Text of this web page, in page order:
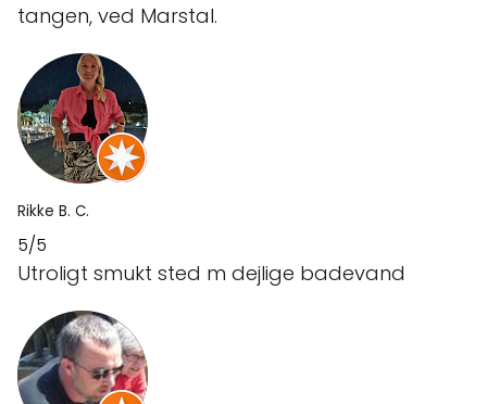
tangen, ved Marstal.
Rikke B. C.
5/5
Utroligt smukt sted m dejlige badevand